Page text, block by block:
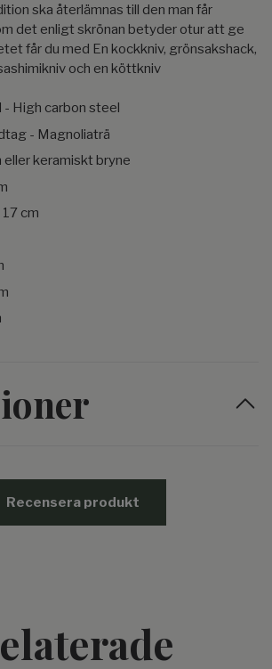
ska återlämnas till den man får
det enligt skrönan betyder otur att ge
får du med En kockkniv, grönsakshack,
och en köttkniv
- High carbon steel
- Magnoliaträ
eller keramiskt bryne
cm
Recensera produkt